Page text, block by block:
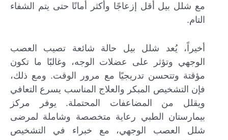
مع شلل بيل أقل إزعاجًا وأكثر أمانًا حتى يتم الشفاء
التام.
أخيراً، يُعد شلل بيل حالة شائعة تصيب العصب
الوجهي وتؤثر على عضلات الوجه، وغالبًا ما تكون
مؤقتة وتتحسن تدريجيًا مع مرور الوقت. ومع ذلك،
فإن التشخيص المبكر والعلاج المناسب يسرع التعافي
ويقلل من المضاعفات المحتملة. يوفر مركز
بيمارستان الطبي رعاية متخصصة وشاملة لمرضى
شلل العصب الوجهي، مع خبراء في التشخيص